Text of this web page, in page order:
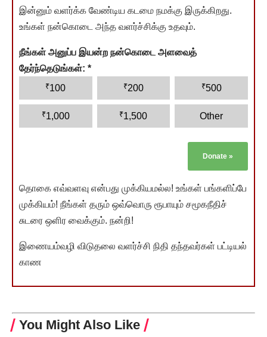
இன்னும் வளர்க்க வேண்டிய கடமை நமக்கு இருக்கிறது.
உங்கள் நன்கொடை அந்த வளர்ச்சிக்கு உதவும்.
நீங்கள் அனுப்ப இயன்ற நன்கொடை அளவைத்
தேர்ந்தெடுங்கள்: *
₹100 ₹200 ₹500
₹1,000 ₹1,500 Other
Donate »
தொகை எவ்வளவு என்பது முக்கியமல்ல! உங்கள் பங்களிப்பே
முக்கியம்! நீங்கள் தரும் ஒவ்வொரு ரூபாயும் சமூகநீதிச்
சுடரை ஒளிர வைக்கும். நன்றி!
இணையம்வழி விடுதலை வளர்ச்சி நிதி தந்தவர்கள் பட்டியல்
காண
You Might Also Like